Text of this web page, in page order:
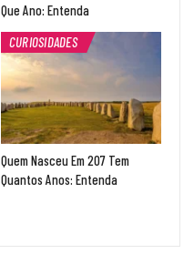
Que Ano: Entenda
CURIOSIDADES
Quem Nasceu Em 207 Tem
Quantos Anos: Entenda